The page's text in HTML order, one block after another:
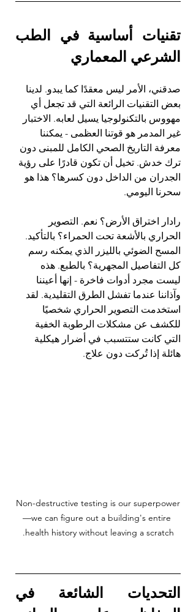
الشرعي المعماري
صدقني، الأمر ليس معقدًا كما يبدو. لدينا
بعض التقنيات الرائعة التي قد تجعل أي
مهووس بالتكنولوجيا يسيل لعابه. الاختبار
غير المدمر هو قوتنا العظمى - يمكننا
معرفة التاريخ الصحي الكامل للمبنى دون
ترك خدش. تخيل أن تكون قادرًا على رؤية
الجدران من الداخل دون كسرها؟ هذا هو
سحرنا اليومي.
رادار اختراق الأرض؟ نعم. التصوير
الحراري بالأشعة تحت الحمراء؟ بالتأكيد.
المسح الضوئي بالليزر الذي يمكنه رسم
كل التفاصيل المجهرية؟ بالطبع. هذه
ليست مجرد أدوات فاخرة - إنها أعيننا
وآذاننا عندما تفشل الطرق التقليدية. لقد
استخدمت التصوير الحراري شخصيًا
للكشف عن مشكلات الرطوبة الخفية
التي كانت ستتسبب في أضرار هيكلية
هائلة إذا تُركت دون علاج.
Non-destructive testing is our superpower
—we can figure out a building's entire
health history without leaving a scratch.